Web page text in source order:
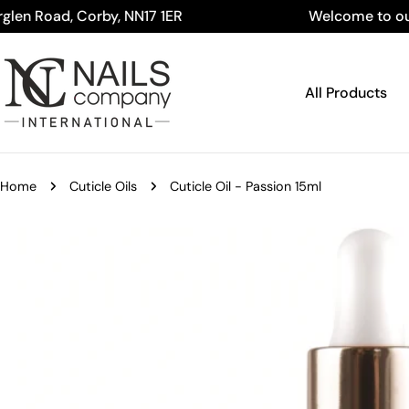
Skip
to
content
NN17 1ER Welcome to our store ♥️
All Products
Home Cuticle Oils Cuticle Oil - Passion 15ml